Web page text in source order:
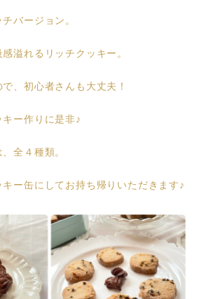
バージョン。
溢れるリッチクッキー。
、初心者さんも大丈夫！
ー作りに是非♪
全４種類。
ー缶にしてお持ち帰りいただきます♪